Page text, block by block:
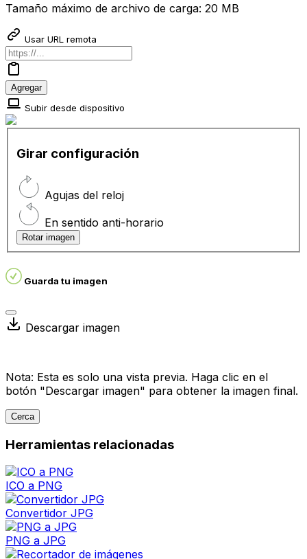
Tamaño máximo de archivo de carga: 20 MB
Usar URL remota
Agregar
Subir desde dispositivo
Girar configuración
Agujas del reloj
En sentido anti-horario
Rotar imagen
Guarda tu imagen
Descargar imagen
Nota: Esta es solo una vista previa. Haga clic en el
botón "Descargar imagen" para obtener la imagen final.
Cerca
Herramientas relacionadas
ICO a PNG
Convertidor JPG
PNG a JPG